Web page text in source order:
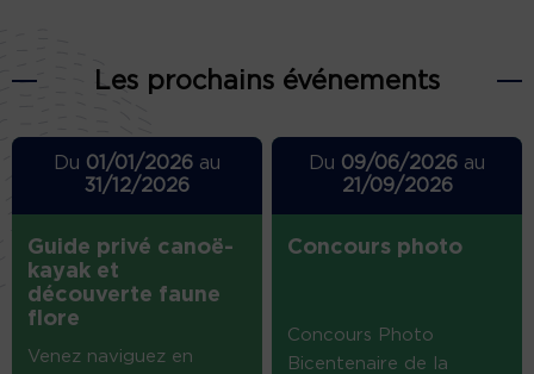
Les prochains événements
Du 01/01/2026au
31/12/2026
Guide privé canoë-
kayak et
découverte faune
flore
Venez naviguez en
Du 09/06/2026 au
21/09/2026
Concours photo
Concours Photo
Bicentenaire de la